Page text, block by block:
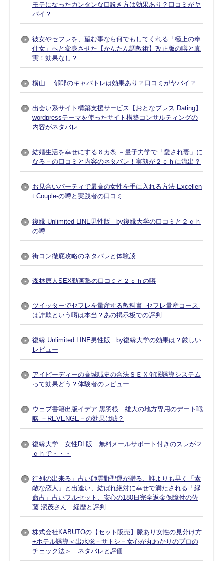
モテになったカンタンな口説き方は効果あり？口コミがヤ
バイ？
彼女やセフレを、望む事なら何でもしてくれる「極上の奉
仕女」へと変身させた【かんたん調教術】改正版の噂と真
実！効果なし？
横山 郁郎のキャバトレは効果あり？口コミがヤバイ？
出会い系サイト構築支援サービス【おとなプレス Dating】
wordpressテーマを使ったサイト構築コンサルティングの
内容がネタバレ
結婚生活を幸せにする６カ条 －量子力学で「愛され妻」に
なる－の口コミと内容のネタバレ！実態が２ｃｈに流出？
お見合いパーティで最高の女性を手に入れる方法-Excellen
t Couple-の噂と実践者の口コミ
復縁 Unlimited LINE男性版 by復縁大学の口コミと２ｃｈ
の噂
街コン徹底攻略のネタバレと体験談
森林原人SEX動画塾の口コミと２ｃｈの噂
ツイッターでセフレを量産する教科書 -セフレ量産コース-
は詐欺という噂は本当？あの掲示板での評判
復縁 Unlimited LINE男性版 by復縁大学の効果は？厳しい
レビュー
アイピーディーの高城誠史の合法ＳＥＸ催眠誘導システム
って効果どう？体験者のレビュー
ウェブ書籍出版イデア 黒羽根 雄大の地方専用のデート戦
略 －REVENGE－の効果は嘘？
復縁大学 女性DL版 無料メールサポート付きのスレが２
ｃｈで・・・
行列の出来る」占い師雲野聖運が贈る、誰よりも早く「素
敵な恋人」と出逢い、結ばれ絶対に幸せで満たされる「縁
命占」占いフルセット、安心の180日完全返金保障付の佐
藤 潔茂さん 経歴と評判
株式会社KABUTOの【セット販売】脈あり女性の見分け方
+ホテル誘導＜出水聡－サトシ－女心が丸わかりのプロの
チェック法＞ ネタバレと評価